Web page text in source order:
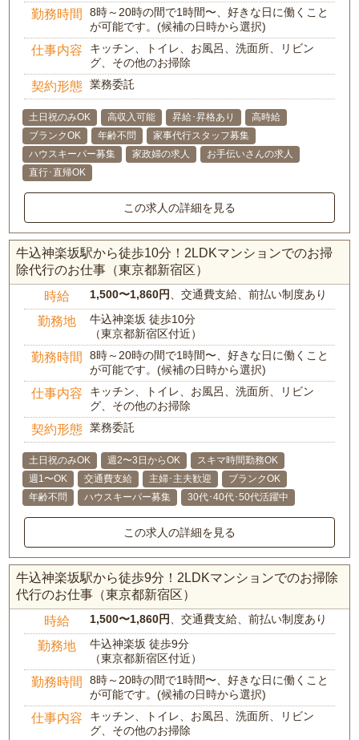
勤務時間
8時～20時の間で1時間〜、好きな日に働くこと
が可能です。(候補の日時から選択)
仕事内容
キッチン、トイレ、お風呂、洗面所、リビン
グ、その他のお掃除
契約形態 業務委託
土日祝のみOK 高収入可能 昇給･昇格あり
高時給
ブランクOK
年齢不問
家事代行スタッフ募集
ハウスキーパー募集
家政婦の求人
お手伝いさんの求人
直行･直帰OK
この求人の詳細を見る
牛込神楽坂駅から徒歩10分！2LDKマンションでのお掃
除代行のお仕事（東京都新宿区）
時給 1,500〜1,860円 、交通費支給、前払い制度あり
勤務地
牛込神楽坂 徒歩10分
（東京都新宿区付近）
勤務時間
8時～20時の間で1時間〜、好きな日に働くこと
が可能です。(候補の日時から選択)
仕事内容
キッチン、トイレ、お風呂、洗面所、リビン
グ、その他のお掃除
契約形態 業務委託
土日祝のみOK 週2〜3日からOK
スキマ時間勤務OK
週1〜OK
交通費支給 主婦･主夫歓迎
ブランクOK
年齢不問
ハウスキーパー募集 30代･40代･50代活躍中
この求人の詳細を見る
牛込神楽坂駅から徒歩9分！2LDKマンションでのお掃除
代行のお仕事（東京都新宿区）
時給 1,500〜1,860円 、交通費支給、前払い制度あり
勤務地
牛込神楽坂 徒歩9分
（東京都新宿区付近）
勤務時間
8時～20時の間で1時間〜、好きな日に働くこと
が可能です。(候補の日時から選択)
仕事内容
キッチン、トイレ、お風呂、洗面所、リビン
グ、その他のお掃除